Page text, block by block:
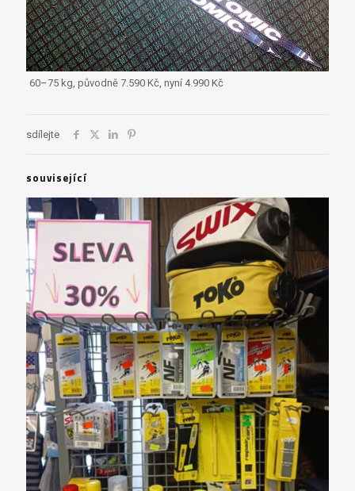
60–75 kg, původně 7.590 Kč, nyní 4.990 Kč
sdílejte
související